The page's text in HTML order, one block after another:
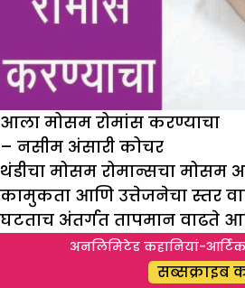
आला मोसम रोमांस करण्याचा
– नसीम अंसारी कोचर
थंडीचा मोसम रोमान्सचा मोसम
कामुकता आणि उत्तेजनेचा स्तर
घटताच अंतर्गत तापमान वाढते
व्यक्तीला भेटण्याची इच्छा तीव्र
गुलाबी थंडीत प्रत्येक युगुल
अनलिमिटेड कहानियां-
सब्सक्राइब